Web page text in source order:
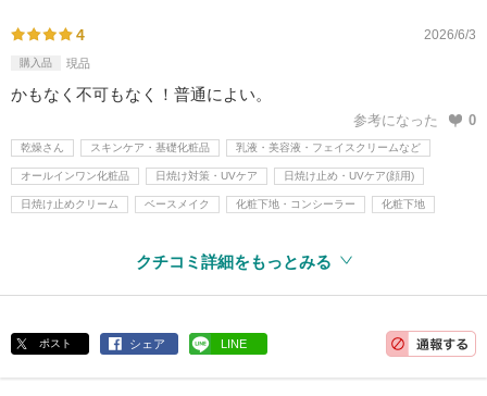
4 2026/6/3
購入品 現品
かもなく不可もなく！普通によい。
参考になった 0
乾燥さん スキンケア・基礎化粧品 乳液・美容液・フェイスクリームなど
オールインワン化粧品 日焼け対策・UVケア 日焼け止め・UVケア(顔用)
日焼け止めクリーム ベースメイク 化粧下地・コンシーラー 化粧下地
クチコミ詳細をもっとみる
ポスト シェア LINE